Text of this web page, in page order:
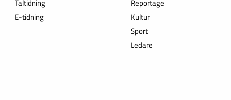
Taltidning
E-tidning
Reportage
Kultur
Sport
Ledare